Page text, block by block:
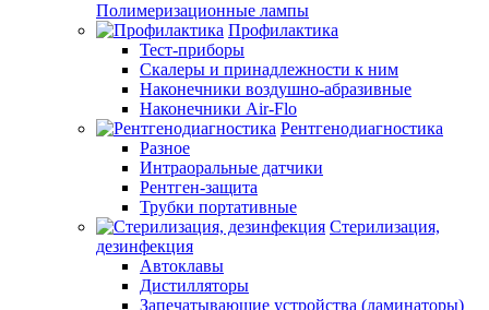
Полимеризационные лампы
Профилактика
Тест-приборы
Скалеры и принадлежности к ним
Наконечники воздушно-абразивные
Наконечники Air-Flo
Рентгенодиагностика
Разное
Интраоральные датчики
Рентген-защита
Трубки портативные
Стерилизация,
дезинфекция
Автоклавы
Дистилляторы
Запечатывающие устройства (ламинаторы)